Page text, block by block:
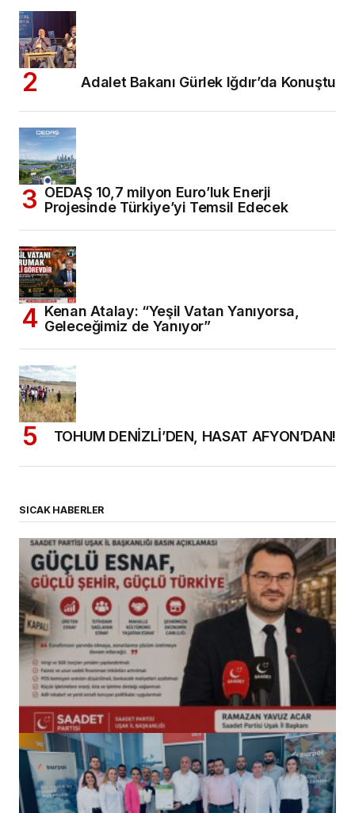
Adalet Bakanı Gürlek Iğdır’da Konuştu
OEDAŞ 10,7 milyon Euro’luk Enerji
Projesinde Türkiye’yi Temsil Edecek
Kenan Atalay: “Yeşil Vatan Yanıyorsa,
Geleceğimiz de Yanıyor”
TOHUM DENİZLİ’DEN, HASAT AFYON’DAN!
SICAK HABERLER
(başlıksız)
Alaattin Karahan tarafından 14/07/2026